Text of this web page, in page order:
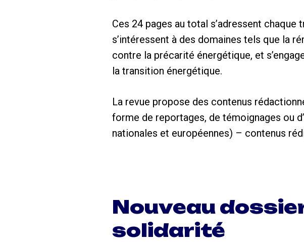
Ces 24 pages au total s’adressent
s’intéressent à des domaines tels que la
contre la précarité énergétique, et
la transition énergétique.
La revue propose des contenus
forme de reportages, de témoignages ou
nationales et européennes) – contenus
Nouveau
solidarité